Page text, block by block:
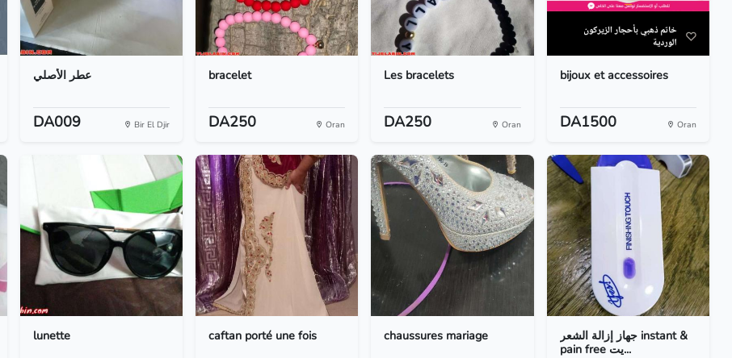
عطر الأصلي
DA009 Bir El Djir
bracelet
DA250 Oran
Les bracelets
DA250 Oran
bijoux et accessoires
DA1500 Oran
lunette caftan porté une fois chaussures mariage
جهاز إزالة الشعر instant &
pain free يت...